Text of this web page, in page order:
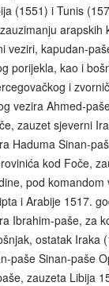
(1551) i Tunis
arapskih
veziri, kapudan-
porijekla, kao i
i
vezira Ahmed-
zauzet sjeverni
Haduma Sinan-
kod Foče,
pod komandom
i Arabije 1517.
Ibrahim-paše, za
ostatak Iraka
paše Sinan-paše
zauzeta Libija